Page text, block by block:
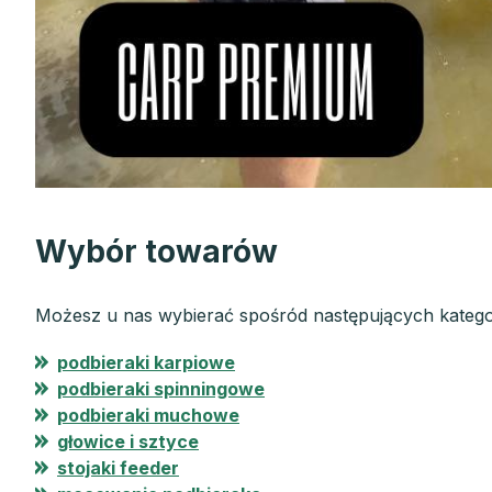
Wybór towarów
Możesz u nas wybierać spośród następujących
podbieraki karpiowe
podbieraki spinningowe
podbieraki muchowe
głowice i sztyce
stojaki feeder